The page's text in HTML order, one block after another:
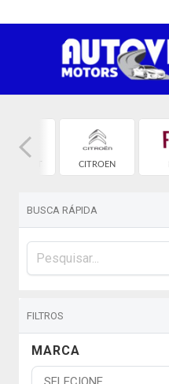
CITROEN
BUSCA RÁPIDA
FILTROS
MARCA